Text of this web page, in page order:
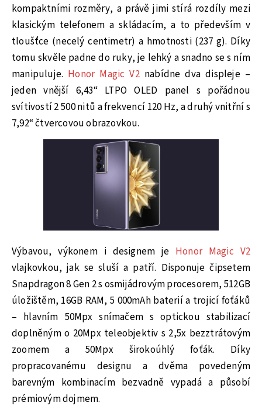
kompaktními rozměry, a právě jimi stírá rozdíly mezi
klasickým telefonem a skládacím, a to především v
tloušťce (necelý centimetr) a hmotnosti (237 g). Díky
tomu skvěle padne do ruky, je lehký a snadno se s ním
manipuluje. Honor Magic V2nabídne dva displeje –
jeden vnější 6,43“ LTPO OLED panel s pořádnou
svítivostí 2 500 nitů a frekvencí 120 Hz, a druhý vnitřní s
7,92“ čtvercovou obrazovkou.
Výbavou, výkonem i designem je Honor Magic V2
vlajkovkou, jak se sluší a patří. Disponuje čipsetem
Snapdragon 8 Gen 2 s osmijádrovým procesorem, 512GB
úložištěm, 16GB RAM, 5 000mAh baterií a trojicí foťáků
– hlavním 50Mpx snímačem s optickou stabilizací
doplněným o 20Mpx teleobjektiv s 2,5x bezztrátovým
zoomem a 50Mpx širokoúhlý foťák. Díky
propracovanému designu a dvěma povedeným
barevným kombinacím bezvadně vypadá a působí
prémiovým dojmem.